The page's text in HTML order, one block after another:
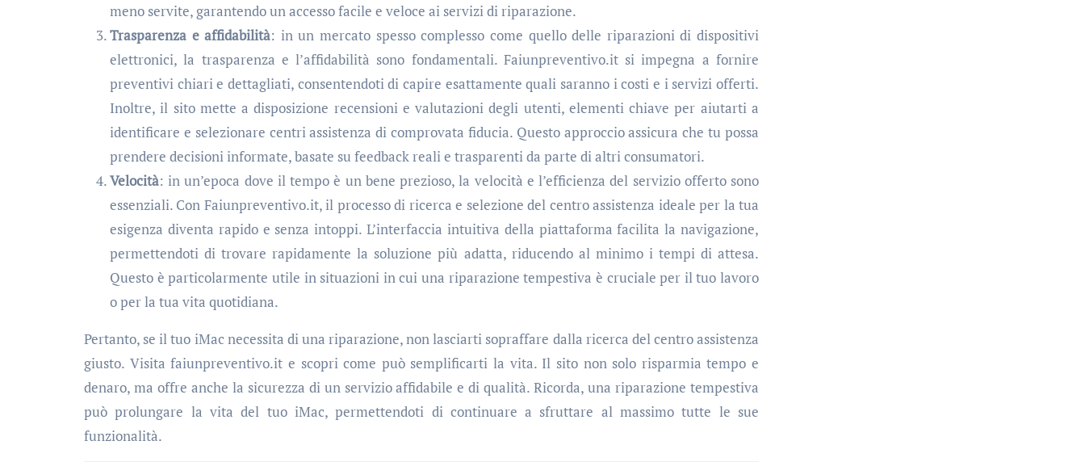
meno servite, garantendo un accesso facile e veloce ai servizi di riparazione.
Trasparenza e affidabilità: in un mercato spesso complesso come quello delle riparazioni di dispositivi
elettronici, la trasparenza e l’affidabilità sono fondamentali. Faiunpreventivo.it si impegna a fornire
preventivi chiari e dettagliati, consentendoti di capire esattamente quali saranno i costi e i servizi offerti.
Inoltre, il sito mette a disposizione recensioni e valutazioni degli utenti, elementi chiave per aiutarti a
identificare e selezionare centri assistenza di comprovata fiducia. Questo approccio assicura che tu possa
prendere decisioni informate, basate su feedback reali e trasparenti da parte di altri consumatori.
Velocità: in un’epoca dove il tempo è un bene prezioso, la velocità e l’efficienza del servizio offerto sono
essenziali. Con Faiunpreventivo.it, il processo di ricerca e selezione del centro assistenza ideale per la tua
esigenza diventa rapido e senza intoppi. L’interfaccia intuitiva della piattaforma facilita la navigazione,
permettendoti di trovare rapidamente la soluzione più adatta, riducendo al minimo i tempi di attesa.
Questo è particolarmente utile in situazioni in cui una riparazione tempestiva è cruciale per il tuo lavoro
o per la tua vita quotidiana.
Pertanto, se il tuo iMac necessita di una riparazione, non lasciarti sopraffare dalla ricerca del centro assistenza
giusto. Visita faiunpreventivo.it e scopri come può semplificarti la vita. Il sito non solo risparmia tempo e
denaro, ma offre anche la sicurezza di un servizio affidabile e di qualità. Ricorda, una riparazione tempestiva
può prolungare la vita del tuo iMac, permettendoti di continuare a sfruttare al massimo tutte le sue
funzionalità.